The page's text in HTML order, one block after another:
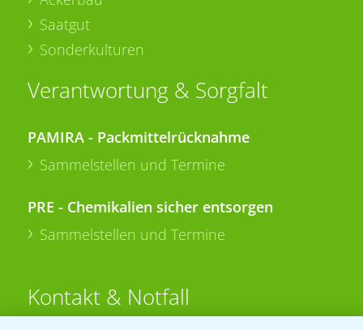
Saatgut
Sonderkulturen
Verantwortung & Sorgfalt
PAMIRA - Packmittelrücknahme
Sammelstellen und Termine
PRE - Chemikalien sicher entsorgen
Sammelstellen und Termine
Kontakt & Notfall